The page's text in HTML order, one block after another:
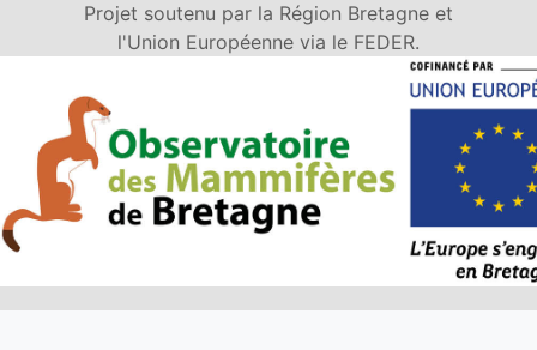
Projet soutenu par la Région Bretagne et
l'Union Européenne via le FEDER.